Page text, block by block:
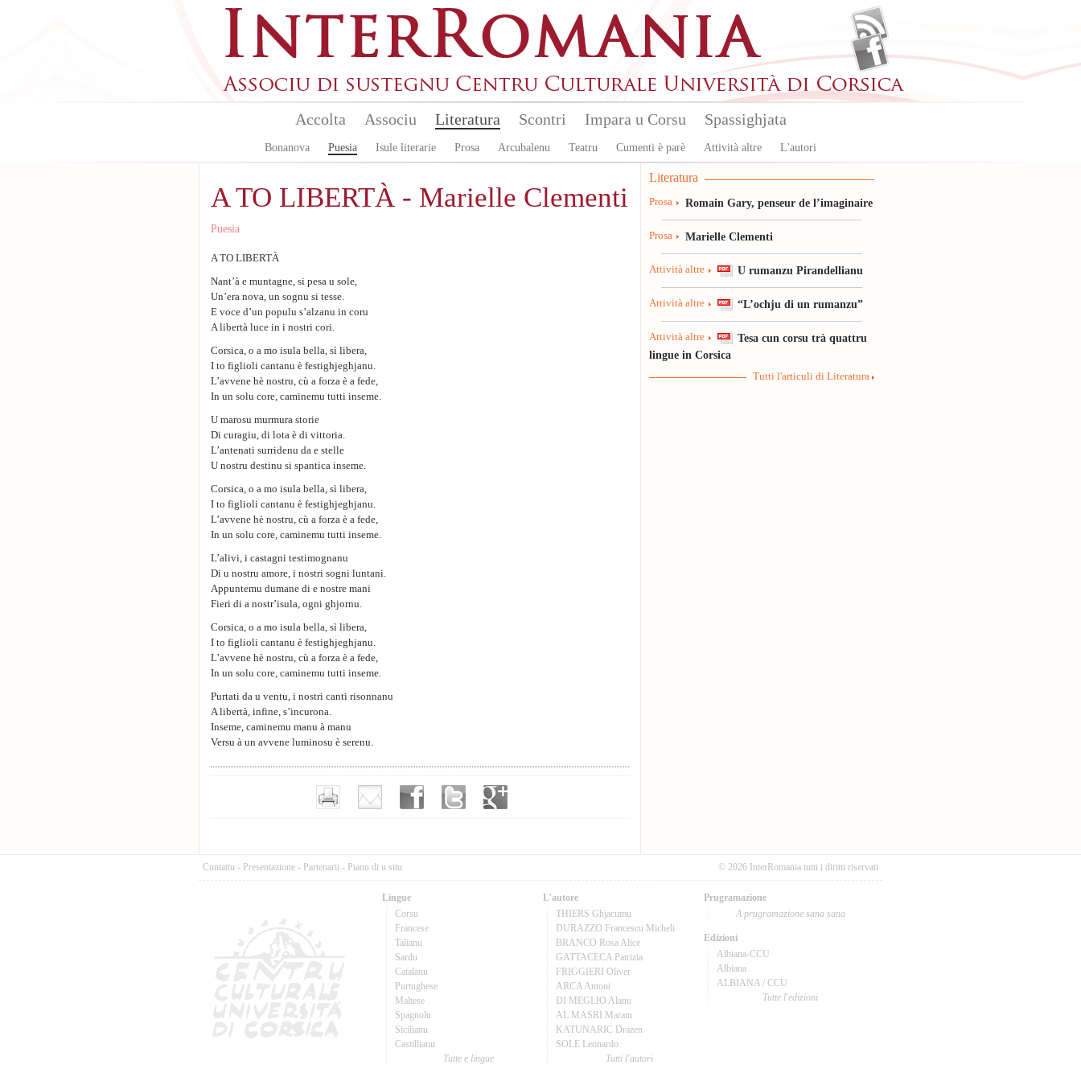
Accolta Associu Literatura
Bonanova Puesia Isule literarie Prosa Arcubalenu Teatru Cumenti è parè Attività altre L'autori
Scontri Impara u Corsu Spassighjata
A TO LIBERTÀ - Marielle Clementi
Puesia
A TO LIBERTÀ
Nant’à e muntagne, si pesa u sole,
Un’era nova, un sognu si tesse.
E voce d’un populu s’alzanu in coru
A libertà luce in i nostri cori.
Corsica, o a mo isula bella, sì libera,
I to figlioli cantanu è festighjeghjanu.
L’avvene hè nostru, cù a forza è a fede,
In un solu core, caminemu tutti inseme.
U marosu murmura storie
Di curagiu, di lota è di vittoria.
L’antenati surridenu da e stelle
U nostru destinu si spantica inseme.
Corsica, o a mo isula bella, sì libera,
I to figlioli cantanu è festighjeghjanu.
L’avvene hè nostru, cù a forza è a fede,
In un solu core, caminemu tutti inseme.
L’alivi, i castagni testimognanu
Di u nostru amore, i nostri sogni luntani.
Appuntemu dumane di e nostre mani
Fieri di a nostr’isula, ogni ghjornu.
Corsica, o a mo isula bella, sì libera,
I to figlioli cantanu è festighjeghjanu.
L’avvene hè nostru, cù a forza è a fede,
In un solu core, caminemu tutti inseme.
Purtati da u ventu, i nostri canti risonnanu
A libertà, infine, s’incurona.
Inseme, caminemu manu à manu
Versu à un avvene luminosu è serenu.
Literatura
Prosa Romain Gary, penseur de l’imaginaire
Prosa Marielle Clementi
Attività altre U rumanzu Pirandellianu
Attività altre “L’ochju di un rumanzu”
Attività altre
Tesa cun corsu trà quattru
lingue in Corsica
Tutti l'articuli di Literatura
Cuntattu - Presentazione - Partenarii - Pianu di u situ © 2026 InterRomania tutti i diritti riservati
Lingue
Corsu
Francese
Talianu
Sardu
Catalanu
Purtughese
Maltese
Spagnolu
Sicilianu
Castillianu
Tutte e lingue
L'autore
THIERS Ghjacumu
DURAZZO Francescu Micheli
BRANCO Rosa Alice
GATTACECA Patrizia
FRIGGIERI Oliver
ARCA Antoni
DI MEGLIO Alanu
AL MASRI Maram
KATUNARIC Drazen
SOLE Leonardo
Tutti l'autori
Prugramazione
A prugramazione sana sana
Edizioni
Albiana-CCU
Albiana
ALBIANA / CCU
Tutte l'edizioni